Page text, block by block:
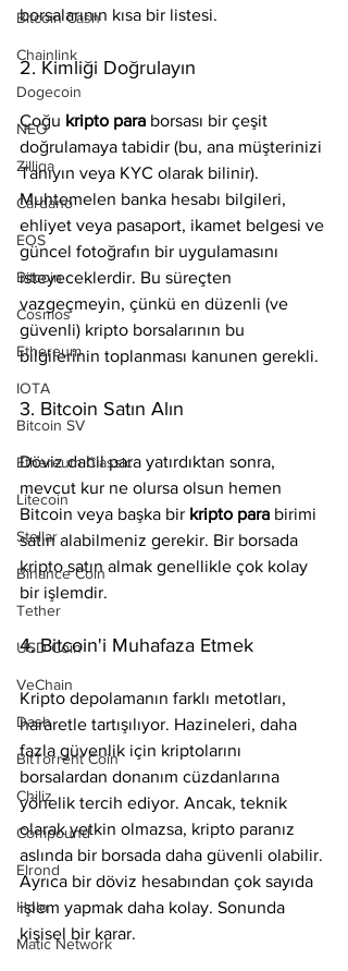
Bitcoin Cash
Chainlink
Dogecoin
NEO
Zilliqa
Cardano
EOS
Bitcoin
Cosmos
Ethereum
IOTA
Bitcoin SV
Ethereum Classic
Litecoin
Stellar
Binance Coin
Tether
USD Coin
VeChain
Dash
BitTorrent Coin
Chiliz
Compound
Elrond
Holo
Matic Network
borsalarının kısa bir listesi.
2. Kimliği Doğrulayın
Çoğu kripto para borsası bir çeşit
doğrulamaya tabidir (bu, ana müşterinizi
Tanıyın veya KYC olarak bilinir).
Muhtemelen banka hesabı bilgileri,
ehliyet veya pasaport, ikamet belgesi ve
güncel fotoğrafın bir uygulamasını
isteyeceklerdir. Bu süreçten
vazgeçmeyin, çünkü en düzenli (ve
güvenli) kripto borsalarının bu
bilgilerinin toplanması kanunen gerekli.
3. Bitcoin Satın Alın
Döviz dahil para yatırdıktan sonra,
mevcut kur ne olursa olsun hemen
Bitcoin veya başka bir kripto para birimi
satın alabilmeniz gerekir. Bir borsada
kripto satın almak genellikle çok kolay
bir işlemdir.
4. Bitcoin'i Muhafaza Etmek
Kripto depolamanın farklı metotları,
hararetle tartışılıyor. Hazineleri, daha
fazla güvenlik için kriptolarını
borsalardan donanım cüzdanlarına
yönelik tercih ediyor. Ancak, teknik
olarak yetkin olmazsa, kripto paranız
aslında bir borsada daha güvenli olabilir.
Ayrıca bir döviz hesabından çok sayıda
işlem yapmak daha kolay. Sonunda
kişisel bir karar.